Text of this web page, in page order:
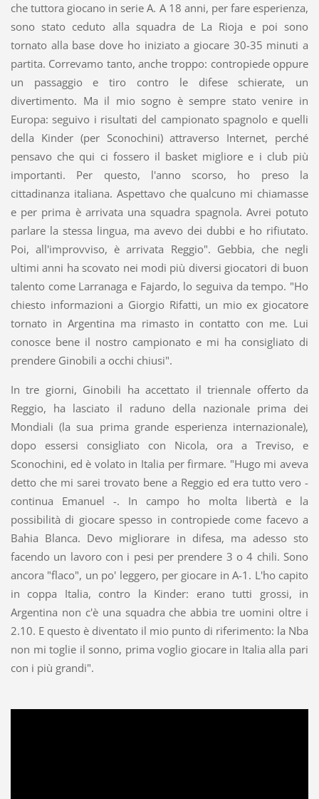
che tuttora giocano in serie A. A 18 anni, per fare esperienza,
sono stato ceduto alla squadra de La Rioja e poi sono
tornato alla base dove ho iniziato a giocare 30-35 minuti a
partita. Correvamo tanto, anche troppo: contropiede oppure
un passaggio e tiro contro le difese schierate, un
divertimento. Ma il mio sogno è sempre stato venire in
Europa: seguivo i risultati del campionato spagnolo e quelli
della Kinder (per Sconochini) attraverso Internet, perché
pensavo che qui ci fossero il basket migliore e i club più
importanti. Per questo, l'anno scorso, ho preso la
cittadinanza italiana. Aspettavo che qualcuno mi chiamasse
e per prima è arrivata una squadra spagnola. Avrei potuto
parlare la stessa lingua, ma avevo dei dubbi e ho rifiutato.
Poi, all'improvviso, è arrivata Reggio". Gebbia, che negli
ultimi anni ha scovato nei modi più diversi giocatori di buon
talento come Larranaga e Fajardo, lo seguiva da tempo. "Ho
chiesto informazioni a Giorgio Rifatti, un mio ex giocatore
tornato in Argentina ma rimasto in contatto con me. Lui
conosce bene il nostro campionato e mi ha consigliato di
prendere Ginobili a occhi chiusi".
In tre giorni, Ginobili ha accettato il triennale offerto da
Reggio, ha lasciato il raduno della nazionale prima dei
Mondiali (la sua prima grande esperienza internazionale),
dopo essersi consigliato con Nicola, ora a Treviso, e
Sconochini, ed è volato in Italia per firmare. "Hugo mi aveva
detto che mi sarei trovato bene a Reggio ed era tutto vero -
continua Emanuel -. In campo ho molta libertà e la
possibilità di giocare spesso in contropiede come facevo a
Bahia Blanca. Devo migliorare in difesa, ma adesso sto
facendo un lavoro con i pesi per prendere 3 o 4 chili. Sono
ancora "flaco", un po' leggero, per giocare in A-1. L'ho capito
in coppa Italia, contro la Kinder: erano tutti grossi, in
Argentina non c'è una squadra che abbia tre uomini oltre i
2.10. E questo è diventato il mio punto di riferimento: la Nba
non mi toglie il sonno, prima voglio giocare in Italia alla pari
con i più grandi".